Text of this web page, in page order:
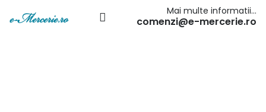
Mai multe informatii…
comenzi@e-mercerie.ro